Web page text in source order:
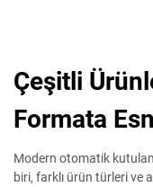
Çeşitli
Formata
Modern otomatik
biri, farklı ürün türleri ve